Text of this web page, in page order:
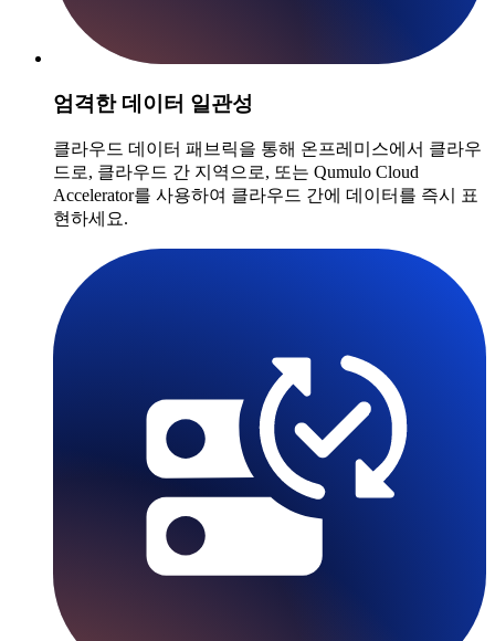
엄격한 데이터 일관성
클라우드 데이터 패브릭을 통해 온프레미스에서 클라우
드로, 클라우드 간 지역으로, 또는 Qumulo Cloud
Accelerator를 사용하여 클라우드 간에 데이터를 즉시 표
현하세요.